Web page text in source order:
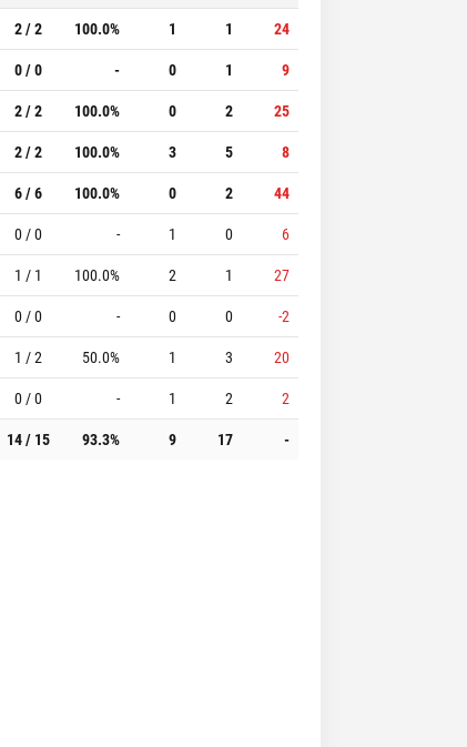
2 / 2 100.0% 1 1
24
0 / 0 - 0 1
9
2 / 2 100.0% 0 2
25
2 / 2 100.0% 3 5
8
6 / 6 100.0% 0 2
44
0 / 0 - 1 0
6
1 / 1 100.0% 2 1
27
0 / 0 - 0 0
-2
1 / 2 50.0% 1 3
20
0 / 0 - 1 2
2
14 / 15 93.3% 9 17 -